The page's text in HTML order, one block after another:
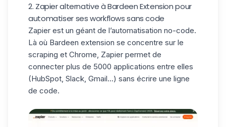
2. Zapier alternative à Bardeen Extension pour
automatiser ses workflows sans code
Zapier est un géant de l’automatisation no-code.
Là où Bardeen extension se concentre sur le
scraping et Chrome, Zapier permet de
connecter plus de 5000 applications entre elles
(HubSpot, Slack, Gmail...) sans écrire une ligne
de code.